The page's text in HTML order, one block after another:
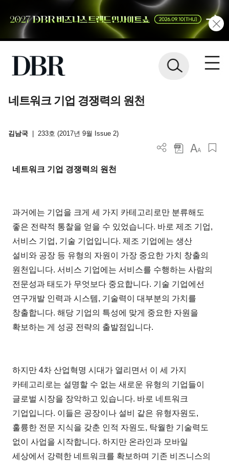
네트워크 기업 경쟁력의 원천
김남국 233호 (2017년 9월 Issue 2)
네트워크 기업 경쟁력의 원천
과거에는 기업을 크게 세 가지 카테고리로만 분류해도
좋은 전략적 통찰을 얻을 수 있었습니다. 바로 제조 기업,
서비스 기업, 기술 기업입니다. 제조 기업에는 생산
설비와 공장 등 유형의 자원이 가장 중요한 가치 창출의
원천입니다. 서비스 기업에는 서비스를 수행하는 사람의
전문성과 태도가 무엇보다 중요합니다. 기술 기업에선
연구개발 인력과 시스템, 기술력이 대부분의 가치를
창출합니다. 해당 기업의 특성에 맞게 중요한 자원을
확보하는 게 성공 전략의 출발점입니다.
하지만 4차 산업혁명 시대가 열리면서 이 세 가지
카테고리로는 설명할 수 없는 새로운 유형의 기업들이
글로벌 시장을 장악하고 있습니다. 바로 네트워크
기업입니다. 이들은 공장이나 설비 같은 유형자원도,
훌륭한 전문 지식을 갖춘 인적 자원도, 탁월한 기술력도
없이 사업을 시작합니다. 하지만 온라인과 모바일
세상에서 강력한 네트워크를 확보하며 기존 비즈니스의